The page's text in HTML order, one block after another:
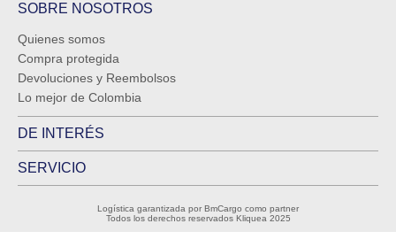
SOBRE NOSOTROS
Quienes somos
Compra protegida
Devoluciones y Reembolsos
Lo mejor de Colombia
DE INTERÉS
SERVICIO
Logística garantizada por BmCargo como partner
Todos los derechos reservados Kliquea 2025